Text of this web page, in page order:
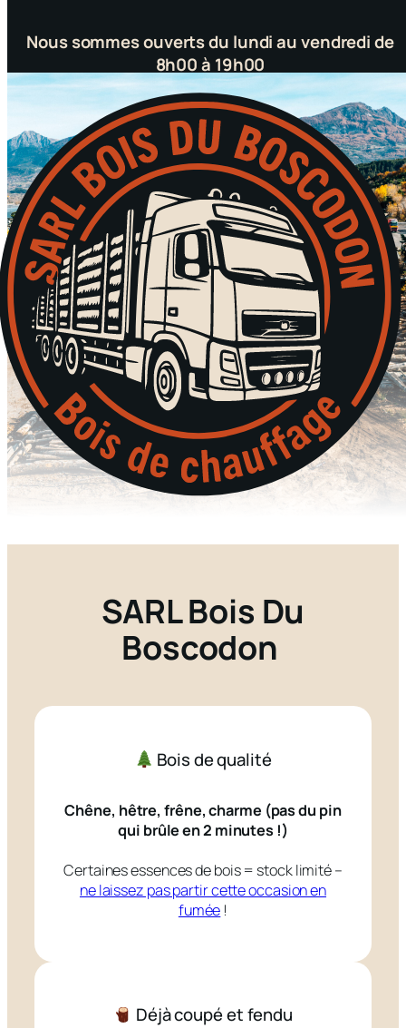
Nous sommes ouverts du lundi au vendredi de
8h00 à 19h00
SARL Bois Du
Boscodon
Bois de qualité
Chêne, hêtre, frêne, charme (pas du pin
qui brûle en 2 minutes !)
Certaines essences de bois = stock limité –
ne laissez pas partir cette occasion en
fumée !
Déjà coupé et fendu